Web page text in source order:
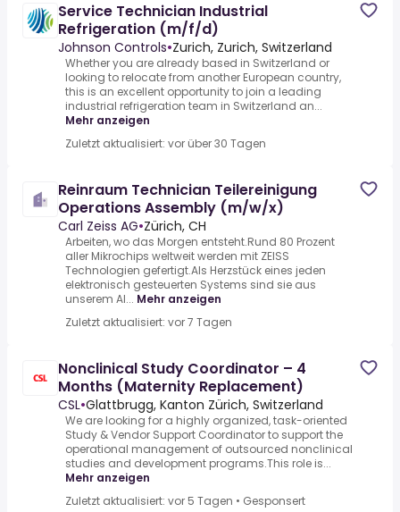
Service Technician Industrial
Refrigeration (m/f/d)
Johnson Controls•Zurich, Zurich, Switzerland
Whether you are already based in Switzerland or
looking to relocate from another European country,
this is an excellent opportunity to join a leading
industrial refrigeration team in Switzerland an...
Mehr anzeigen
Zuletzt aktualisiert: vor über 30 Tagen
Reinraum Technician Teilereinigung
Operations Assembly (m/w/x)
Carl Zeiss AG•Zürich, CH
Arbeiten, wo das Morgen entsteht.Rund 80 Prozent
aller Mikrochips weltweit werden mit ZEISS
Technologien gefertigt.Als Herzstück eines jeden
elektronisch gesteuerten Systems sind sie aus
unserem Al... Mehr anzeigen
Zuletzt aktualisiert: vor 7 Tagen
Nonclinical Study Coordinator – 4
Months (Maternity Replacement)
CSL•Glattbrugg, Kanton Zürich, Switzerland
We are looking for a highly organized, task-oriented
Study & Vendor Support Coordinator to support the
operational management of outsourced nonclinical
studies and development programs.This role is...
Mehr anzeigen
Zuletzt aktualisiert: vor 5 Tagen • Gesponsert